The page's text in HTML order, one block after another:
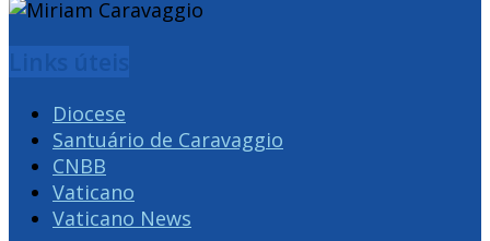
Diocese
Santuário de Caravaggio
CNBB
Vaticano
Vaticano News